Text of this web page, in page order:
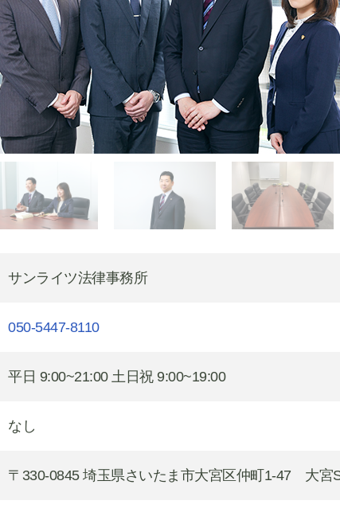
サンライツ法律事務所
050-5447-8110
平日 9:00~21:00 土日祝 9:00~19:00
なし
〒330-0845 埼玉県さいたま市大宮区仲町1-47 大宮